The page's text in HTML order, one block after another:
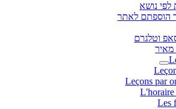
לפי נושא
הוספתם לאתר
וטלגרם
מאיר
L'horaire
Les